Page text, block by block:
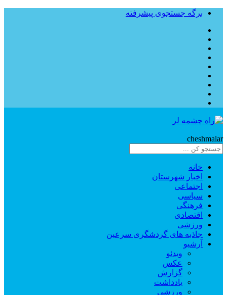
برگه جستجوی پیشرفته
cheshmalar
خانه
اخبار شهرستان
اجتماعی
سیاسی
فرهنگی
اقتصادی
ورزشی
جاذبه های گردشگری سرعین
آرشیو
ویدئو
عکس
گزارش
یادداشت
ورزشی